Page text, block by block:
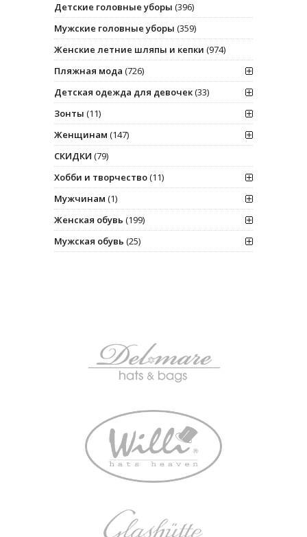
Детские головные уборы (396)
Мужские головные уборы (359)
Женские летние шляпы и кепки (974)
Пляжная мода (726)
Детская одежда для девочек(33)
Зонты (11)
Женщинам (147)
СКИДКИ (79)
Хобби и творчество(11)
Мужчинам (1)
Женская обувь (199)
Мужская обувь (25)